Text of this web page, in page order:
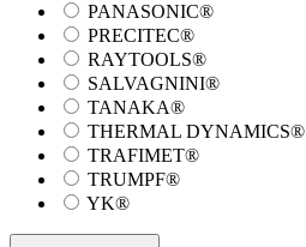
PANASONIC®
PRECITEC®
RAYTOOLS®
SALVAGNINI®
TANAKA®
THERMAL DYNAMICS®
TRAFIMET®
TRUMPF®
YK®